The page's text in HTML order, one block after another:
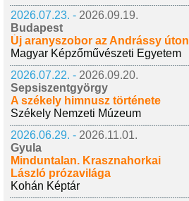
2026.07.23. - 2026.09.19.
Budapest
Új aranyszobor az Andrássy úton
Magyar Képzőművészeti Egyetem
2026.07.22. - 2026.09.20.
Sepsiszentgyörgy
A székely himnusz története
Székely Nemzeti Múzeum
2026.06.29. - 2026.11.01.
Gyula
Minduntalan. Krasznahorkai
László prózavilága
Kohán Képtár